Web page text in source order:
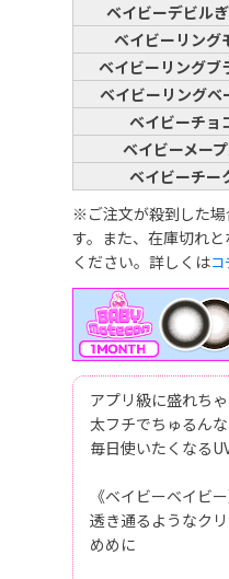
ベイビーデビル
ベイビーリング
ベイビーリングブ
ベイビーリングベ
ベイビーチョ
ベイビーメー
ベイビーチー
※ご注文が殺到した場
す。また、在庫切れ
ください。詳しくは
アプリ級に盛れち
太フチでちゅるん
毎日使いたくなる
《ベイビーベイビー
透き通るようなク
めめに